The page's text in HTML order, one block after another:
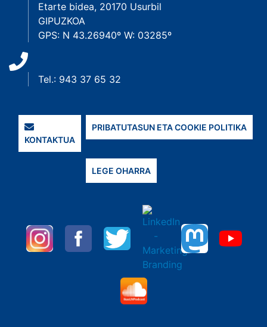
Etarte bidea, 20170 Usurbil
GIPUZKOA
GPS: N 43.26940º W: 03285º
Tel.: 943 37 65 32
KONTAKTUA
PRIBATUTASUN ETA COOKIE POLITIKA
LEGE OHARRA